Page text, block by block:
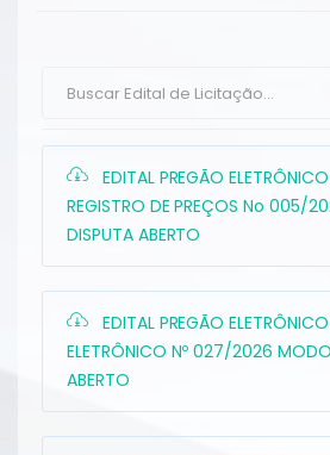
EDITAL PREGÃO
REGISTRO DE PREÇOS No 005/
DISPUTA ABERTO
EDITAL PREGÃO
ELETRÔNICO Nº 027/2026
ABERTO